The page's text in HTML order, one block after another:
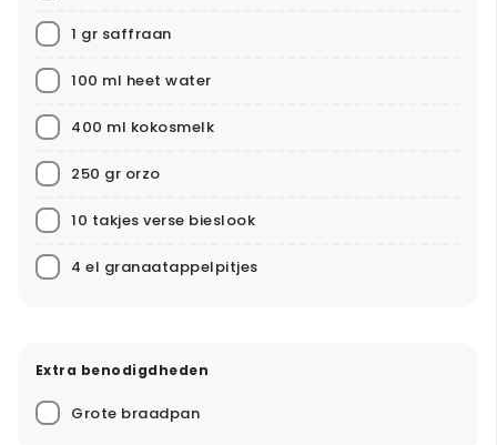
1 gr saffraan
100 ml heet water
400 ml kokosmelk
250 gr orzo
10 takjes verse bieslook
4 el granaatappelpitjes
Extra benodigdheden
Grote braadpan